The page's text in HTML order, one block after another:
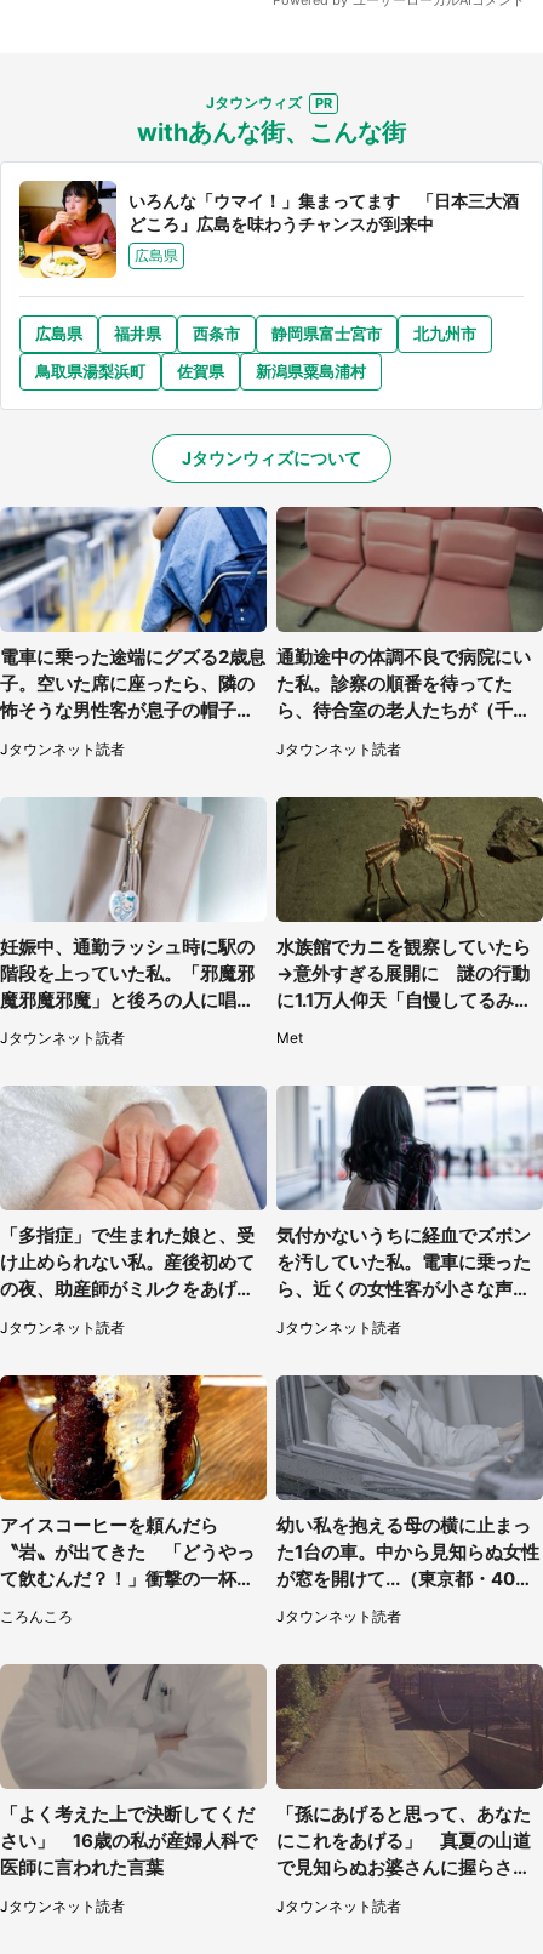
Jタウンウィズ
withあんな街、こんな街
いろんな「ウマイ！」集まってます 「日本三大酒
どころ」広島を味わうチャンスが到来中
広島県
広島県 福井県 西条市 静岡県富士宮市
北九州市
鳥取県湯梨浜町
佐賀県 新潟県粟島浦村
Jタウンウィズについて
電車に乗った途端にグズる2歳息
子。空いた席に座ったら、隣の
怖そうな男性客が息子の帽子に
手を伸ばし（千葉県・40代女
性）
Jタウンネット読者
通勤途中の体調不良で病院にい
た私。診察の順番を待ってた
ら、待合室の老人たちが（千葉
県・50代男性）
Jタウンネット読者
妊娠中、通勤ラッシュ時に駅の
階段を上っていた私。「邪魔邪
魔邪魔邪魔」と後ろの人に唱え
られて（神奈川県・30代女性）
Jタウンネット読者
水族館でカニを観察していたら
→意外すぎる展開に 謎の行動
に1.1万人仰天「自慢してるみた
Met
「多指症」で生まれた娘と、受
け止められない私。産後初めて
の夜、助産師がミルクをあげて
るのを見て...（静岡県・20代女
性）
Jタウンネット読者
気付かないうちに経血でズボン
を汚していた私。電車に乗った
ら、近くの女性客が小さな声で
（千葉県・10代女性）
Jタウンネット読者
アイスコーヒーを頼んだら
〝岩〟が出てきた 「どうやっ
て飲むんだ？！」衝撃の一杯が
ころんころ
幼い私を抱える母の横に止まっ
た1台の車。中から見知らぬ女性
が窓を開けて...（東京都・40代
Jタウンネット読者
「よく考えた上で決断してくだ
さい」 16歳の私が産婦人科で
医師に言われた言葉
Jタウンネット読者
「孫にあげると思って、あなた
にこれをあげる」 真夏の山道
で見知らぬお婆さんに握らされ
たもの（山口県・30代女性）
Jタウンネット読者